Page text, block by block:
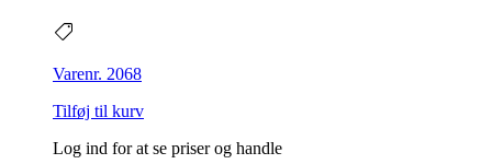
Varenr. 2068
Tilføj til kurv
Log ind for at se priser og handle